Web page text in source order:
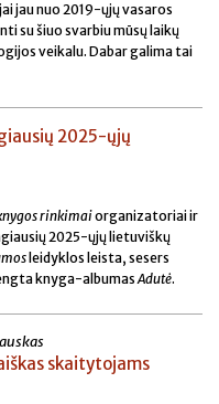
jau nuo 2019-ųjų vasaros
su šiuo svarbiu mūsų laikų
veikalu. Dabar galima tai
2025-ųjų
rinkimaiorganizatoriai ir
2025-ųjų lietuviškų
leidyklos leista, sesers
knyga-albumasAdutė.
skaitytojams